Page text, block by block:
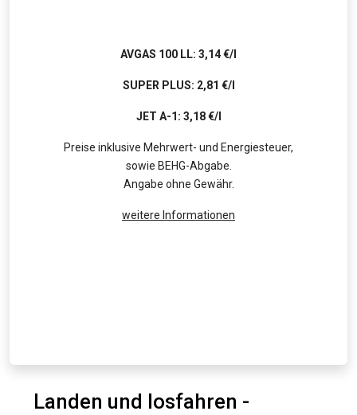
AVGAS 100 LL: 3,14 €/l
SUPER PLUS: 2,81 €/l
JET A-1: 3,18 €/l
Preise inklusive Mehrwert- und Energiesteuer,
sowie BEHG-Abgabe.
Angabe ohne Gewähr.
weitere Informationen
Landen und losfahren -